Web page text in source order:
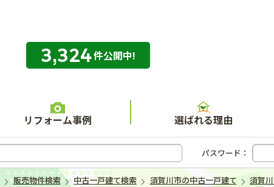
住まいの専門店 ハウスネット不動産ガイド
3,324件公開中!
リフォーム事例 選ばれる理由
パスワード：
販売物件検索 中古一戸建て検索 須賀川市の中古一戸建て 須賀